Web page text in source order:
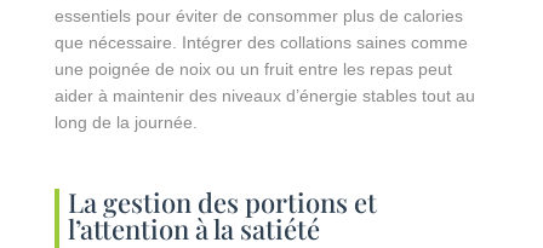
essentiels pour éviter de consommer plus de calories
que nécessaire. Intégrer des collations saines comme
une poignée de noix ou un fruit entre les repas peut
aider à maintenir des niveaux d’énergie stables tout au
long de la journée.
La gestion des portions et
l’attention à la satiété